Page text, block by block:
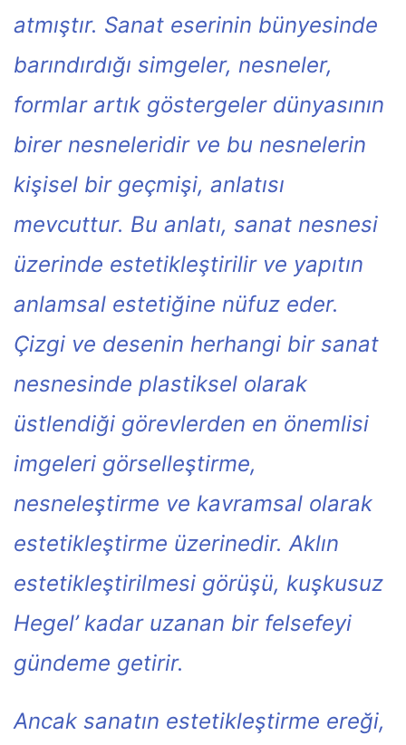
atmıştır. Sanat eserinin bünyesinde
barındırdığı simgeler, nesneler,
formlar artık göstergeler dünyasının
birer nesneleridir ve bu nesnelerin
kişisel bir geçmişi, anlatısı
mevcuttur. Bu anlatı, sanat nesnesi
üzerinde estetikleştirilir ve yapıtın
anlamsal estetiğine nüfuz eder.
Çizgi ve desenin herhangi bir sanat
nesnesinde plastiksel olarak
üstlendiği görevlerden en önemlisi
imgeleri görselleştirme,
nesneleştirme ve kavramsal olarak
estetikleştirme üzerinedir. Aklın
estetikleştirilmesi görüşü, kuşkusuz
Hegel’ kadar uzanan bir felsefeyi
gündeme getirir.
Ancak sanatın estetikleştirme ereği,